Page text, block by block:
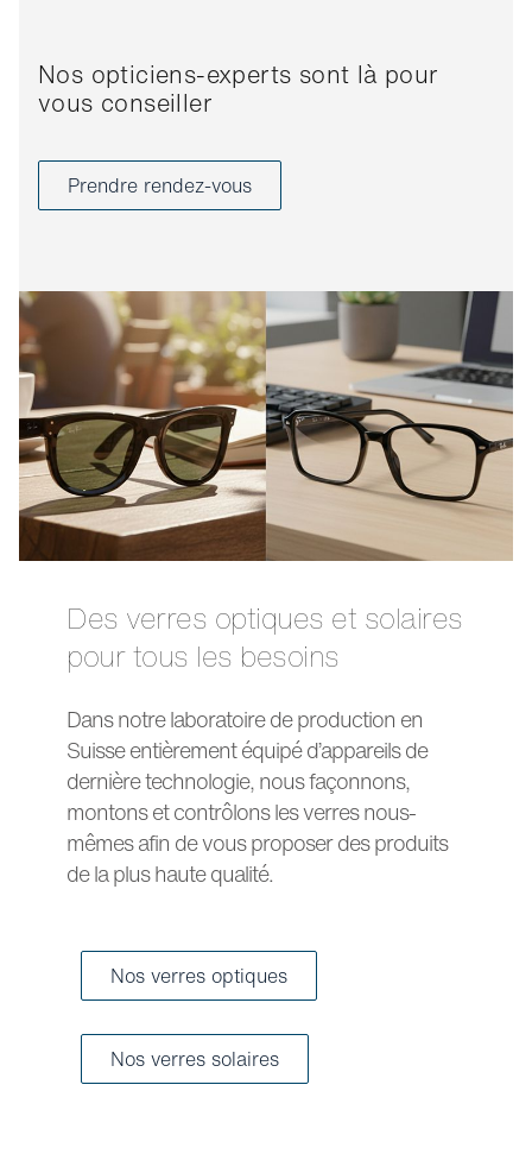
Nos opticiens-experts sont là pour
vous conseiller
Prendre rendez-vous
Des verres optiques et solaires
pour tous les besoins
Dans notre laboratoire de production en
Suisse entièrement équipé d’appareils de
dernière technologie, nous façonnons,
montons et contrôlons les verres nous-
mêmes afin de vous proposer des produits
de la plus haute qualité.
Nos verres optiques
Nos verres solaires